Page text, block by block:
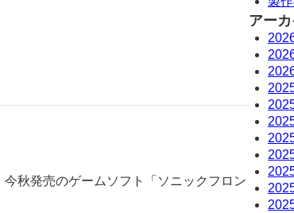
秋発売のゲームソフト「ソニックフロン
アー